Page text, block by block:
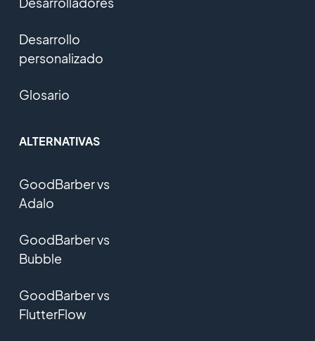
Desarrollo
personalizado
Glosario
ALTERNATIVAS
GoodBarber vs
Adalo
GoodBarber vs
Bubble
GoodBarber vs
FlutterFlow